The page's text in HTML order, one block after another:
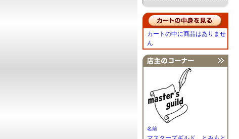
カートの中に商品はありませ
ん
名前